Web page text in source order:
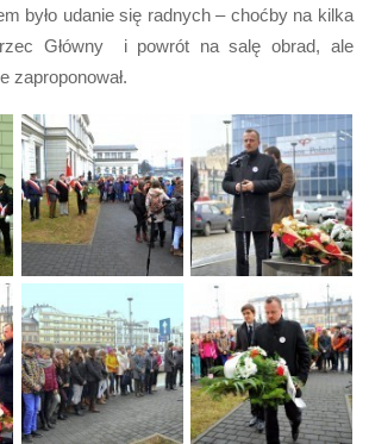
było udanie się radnych – choćby na kilka
Główny i powrót na salę obrad, ale
zaproponował.